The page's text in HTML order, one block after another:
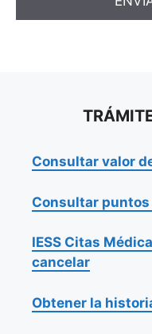
Consultar valor
Consultar
IESS Citas
cancelar
Obtener la